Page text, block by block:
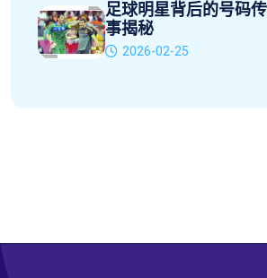
足球明星背后的号码
事揭秘
2026-02-25